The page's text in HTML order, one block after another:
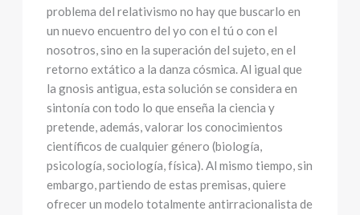
problema del relativismo no hay que buscarlo en
un nuevo encuentro del yo con el tú o con el
nosotros, sino en la superación del sujeto, en el
retorno extático a la danza cósmica. Al igual que
la gnosis antigua, esta solución se considera en
sintonía con todo lo que enseña la ciencia y
pretende, además, valorar los conocimientos
científicos de cualquier género (biología,
psicología, sociología, física). Al mismo tiempo, sin
embargo, partiendo de estas premisas, quiere
ofrecer un modelo totalmente antirracionalista de